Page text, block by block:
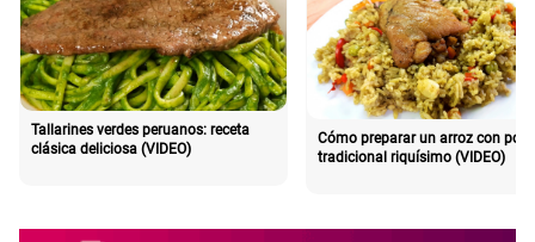
Tallarines verdes peruanos: receta
clásica deliciosa (VIDEO)
Cómo preparar un arroz con pollo
tradicional riquísimo (VIDEO)